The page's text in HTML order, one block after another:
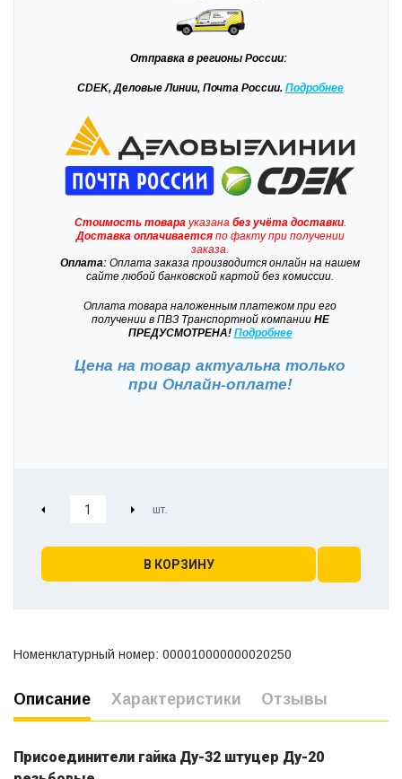
Отправка в регионы России:
CDEK, Деловые Линии, Почта России. Подробнее
Стоимость товарауказана без учёта доставки.
Доставкаоплачиваетсяпо факту при получении
заказа.
Оплата: Оплата заказа производится онлайн на нашем
сайте любой банковской картой без комиссии.
Оплата товара наложенным платежом при его
получении в ПВЗ Транспортной компанииНЕ
ПРЕДУСМОТРЕНА! Подробнее
Цена на товар актуальна только
при Онлайн-оплате!
В КОРЗИНУ
Номенклатурный номер: 000010000000020250
Описание Характеристики Отзывы
Присоединители гайка Ду-32 штуцер Ду-20